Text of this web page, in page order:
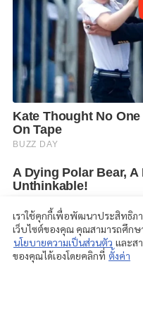
เราใช้คุกกี้เพื่อพัฒนาประสิทธิภ
เว็บไซต์ของคุณ คุณสามารถศึกษ
นโยบายความเป็นส่วนตัว และส
ของคุณได้เองโดยคลิกที่ ตั้งค่า